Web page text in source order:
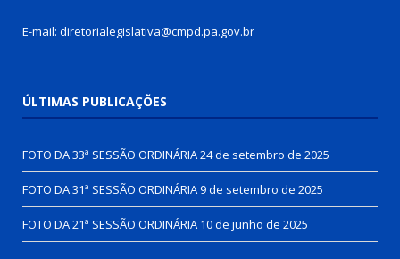
E-mail: diretorialegislativa@cmpd.pa.gov.br
ÚLTIMAS PUBLICAÇÕES
FOTO DA 33ª SESSÃO ORDINÁRIA24 de setembro de 2025
FOTO DA 31ª SESSÃO ORDINÁRIA9 de setembro de 2025
FOTO DA 21ª SESSÃO ORDINÁRIA 10 de junho de 2025